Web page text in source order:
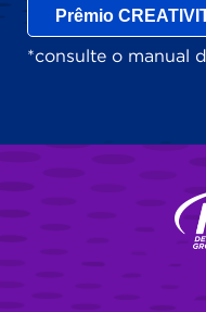
Prêmio
*consulte o manual